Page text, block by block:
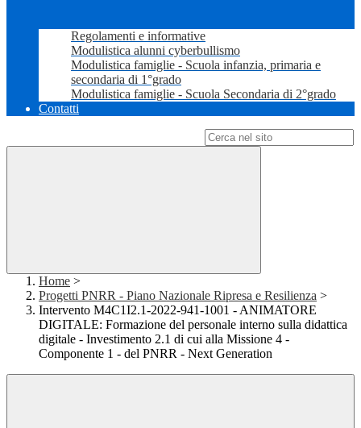
Regolamenti e informative
Modulistica alunni cyberbullismo
Modulistica famiglie - Scuola infanzia, primaria e
secondaria di 1°grado
Modulistica famiglie - Scuola Secondaria di 2°grado
Contatti
Home >
Progetti PNRR - Piano Nazionale Ripresa e Resilienza >
Intervento M4C1I2.1-2022-941-1001 - ANIMATORE
DIGITALE: Formazione del personale interno sulla didattica
digitale - Investimento 2.1 di cui alla Missione 4 -
Componente 1 - del PNRR - Next Generation